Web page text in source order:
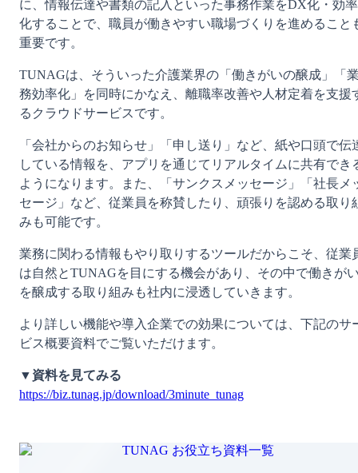
に、情報伝達や書類の記入といった事務作業をDX化・効率
化することで、職員が働きやすい職場づくりを進めること
重要です。
TUNAGは、そういった介護業界の「働きがいの醸成」「
務効率化」を同時にかなえ、離職率改善や人材定着を支援
るクラウドサービスです。
「会社からのお知らせ」「申し送り」など、紙や口頭で伝
している情報を、アプリを通じてリアルタイムに共有でき
ようになります。また、「サンクスメッセージ」「社長メ
セージ」など、従業員を称賛したり、頑張りを認める取り
みも可能です。
業務に関わる情報もやり取りするツールだからこそ、従業
は自然とTUNAGを目にする機会があり、その中で働きが
を醸成する取り組みも社内に浸透していきます。
より詳しい機能や導入企業での効果については、下記のサ
ビス概要資料でご覧いただけます。
▼資料を見てみる
https://biz.tunag.jp/download/3minute_tunag